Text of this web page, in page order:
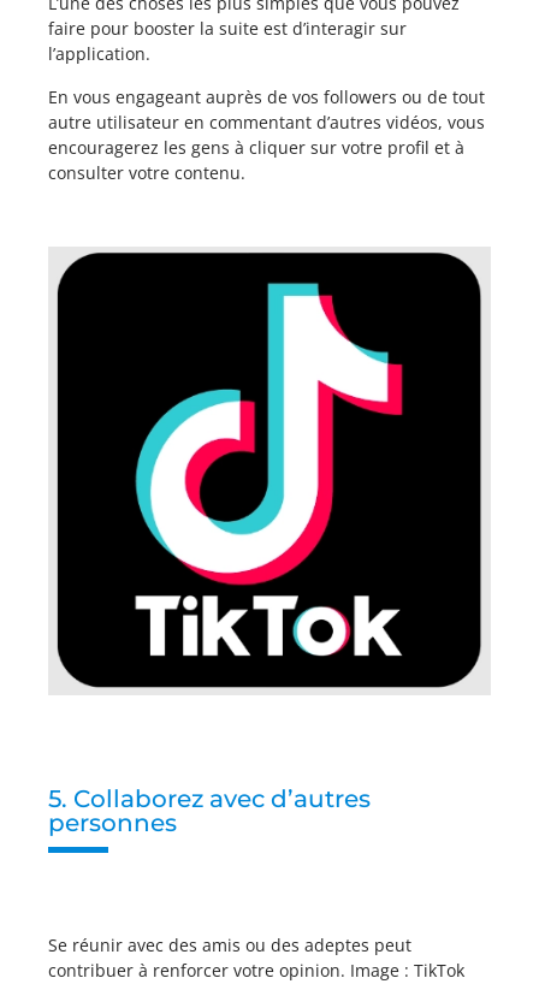
faire pour booster la suite est d’interagir sur
l’application.
En vous engageant auprès de vos followers ou de tout
autre utilisateur en commentant d’autres vidéos, vous
encouragerez les gens à cliquer sur votre profil et à
consulter votre contenu.
5. Collaborez avec d’autres
personnes
Se réunir avec des amis ou des adeptes peut
contribuer à renforcer votre opinion. Image : TikTok